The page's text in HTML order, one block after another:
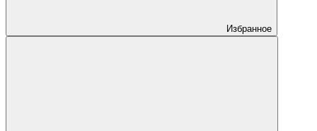
Избранное